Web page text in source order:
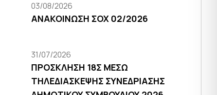
03/08/2026
ΑΝΑΚΟΙΝΩΣΗ ΣΟΧ 02/2026
31/07/2026
ΠΡΟΣΚΛΗΣΗ 18Σ ΜΕΣΩ
ΤΗΛΕΔΙΑΣΚΕΨΗΣ ΣΥΝΕΔΡΙΑΣΗΣ